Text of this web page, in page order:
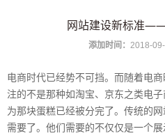
网站建设新标准
添加时间： 2018-
电商时代已经势不可挡。而随着电
注的不是那种如淘宝、京东之类电
为那块蛋糕已经被分完了。传统的
需要了。他们需要的不仅仅是一个